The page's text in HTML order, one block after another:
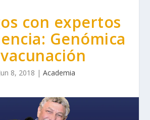
con expertos
Genómica
Jun 8, 2018 | Academia